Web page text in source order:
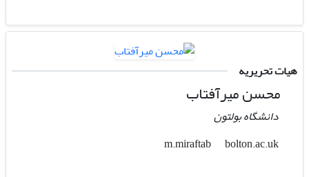
هیات تحریریه
محسن میرآفتاب
دانشگاه بولتون
bolton.ac.uk